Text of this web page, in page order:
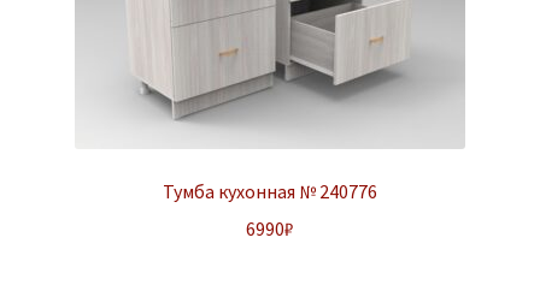
Тумба кухонная № 240776
6990₽